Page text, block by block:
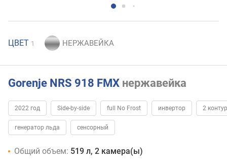
ЦВЕТ 1
Gorenje NRS 918 FMX нержавейка
2022 год Side-by-side full No Frost инвертор 2
генератор льда сенсорный
Общий объем: 519 л, 2 камера(ы)